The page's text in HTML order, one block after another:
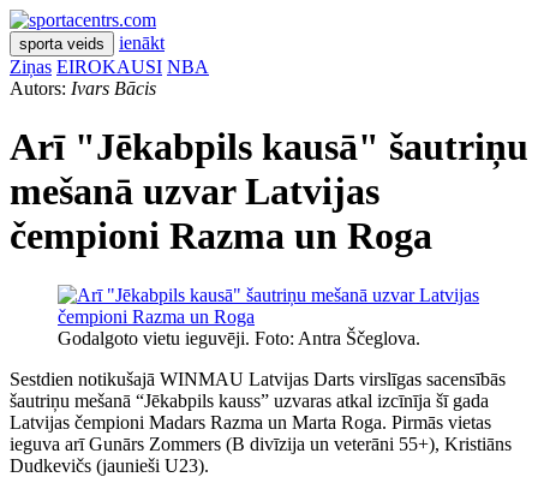
sporta veids
ienākt
Ziņas EIROKAUSI NBA
Autors: Ivars Bācis
Arī "Jēkabpils kausā" šautriņu
mešanā uzvar Latvijas
čempioni Razma un Roga
Godalgoto vietu ieguvēji. Foto: Antra Ščeglova.
Sestdien notikušajā WINMAU Latvijas Darts virslīgas sacensībās
šautriņu mešanā “Jēkabpils kauss” uzvaras atkal izcīnīja šī gada
Latvijas čempioni Madars Razma un Marta Roga. Pirmās vietas
ieguva arī Gunārs Zommers (B divīzija un veterāni 55+), Kristiāns
Dudkevičs (jaunieši U23).